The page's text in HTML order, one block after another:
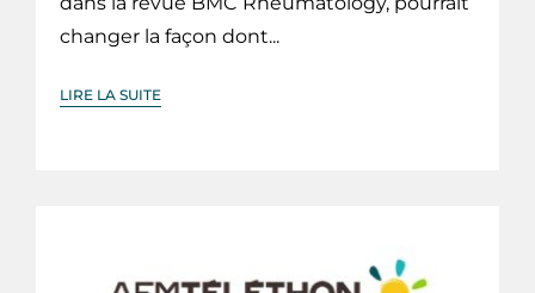
changer la façon dont...
LIRE LA SUITE